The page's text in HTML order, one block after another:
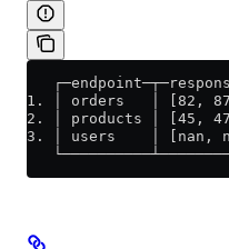
1. │ orders   │
2. │ products │
3. │ users    │